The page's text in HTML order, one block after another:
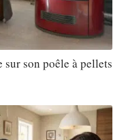
son poêle à pellets